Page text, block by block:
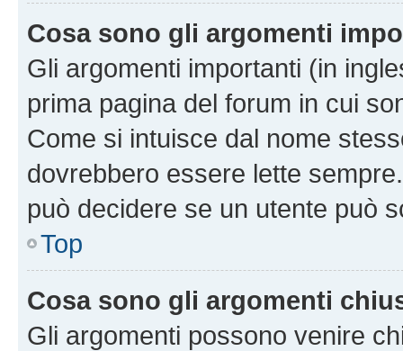
Cosa sono gli argomenti
Gli argomenti importanti (in
prima pagina del forum in cui
Come si intuisce dal nome
dovrebbero essere lette
può decidere se un utente può
Top
Cosa sono gli argomenti
Gli argomenti possono venire